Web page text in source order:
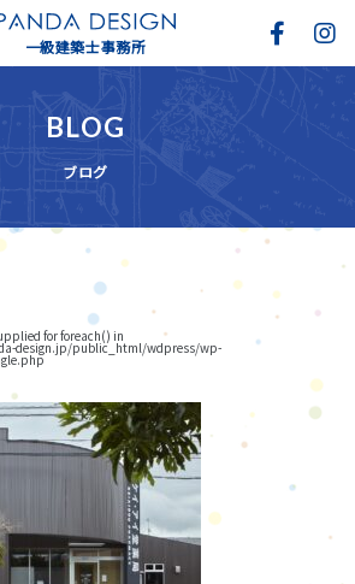
一級建築士事務所
BLOG
ブログ
for foreach() in
design.jp/public_html/wdpress/wp-